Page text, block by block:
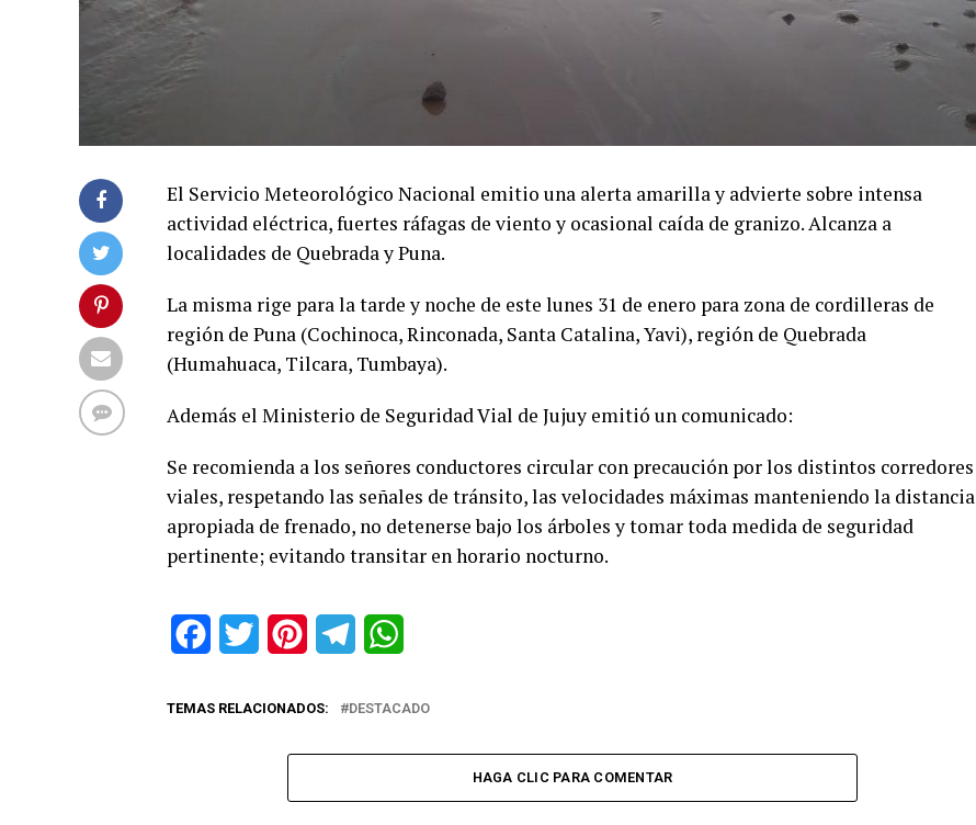
El Servicio Meteorológico Nacional emitio una alerta amarilla y advierte sobre intensa
actividad eléctrica, fuertes ráfagas de viento y ocasional caída de granizo. Alcanza a
localidades de Quebrada y Puna.
La misma rige para la tarde y noche de este lunes 31 de enero para zona de cordilleras de
región de Puna (Cochinoca, Rinconada, Santa Catalina, Yavi), región de Quebrada
(Humahuaca, Tilcara, Tumbaya).
Además el Ministerio de Seguridad Vial de Jujuy emitió un comunicado:
Se recomienda a los señores conductores circular con precaución por los distintos corredores
viales, respetando las señales de tránsito, las velocidades máximas manteniendo la distancia
apropiada de frenado, no detenerse bajo los árboles y tomar toda medida de seguridad
pertinente; evitando transitar en horario nocturno.
FacebookTwitter PinterestTelegram
TEMAS RELACIONADOS: DESTACADO
HAGA CLIC PARA COMENTAR